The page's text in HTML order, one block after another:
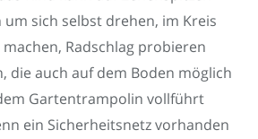
um sich selbst drehen, im Kreis
Radschlag probieren
die auch auf dem Boden möglich
Gartentrampolin vollführt
ein Sicherheitsnetz vorhanden